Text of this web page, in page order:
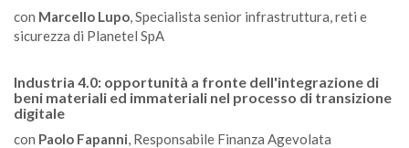
con Marcello Lupo, Specialista senior infrastruttura, reti e
sicurezza di Planetel SpA
Industria 4.0: opportunità a fronte dell'integrazione di
beni materiali ed immateriali nel processo di transizione
digitale
con Paolo Fapanni, Responsabile Finanza Agevolata